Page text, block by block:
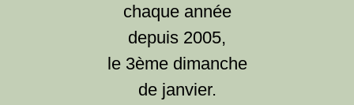
chaque année
depuis 2005,
le 3ème dimanche
de janvier.